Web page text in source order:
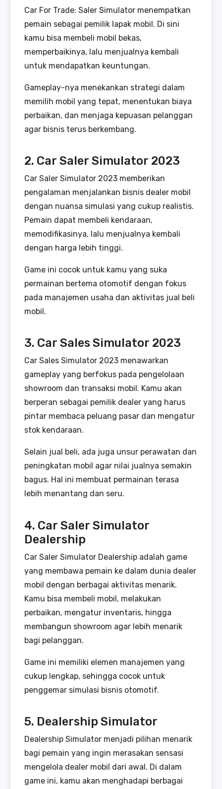
Car For Trade: Saler Simulator menempatkan
pemain sebagai pemilik lapak mobil. Di sini
kamu bisa membeli mobil bekas,
memperbaikinya, lalu menjualnya kembali
untuk mendapatkan keuntungan.
Gameplay-nya menekankan strategi dalam
memilih mobil yang tepat, menentukan biaya
perbaikan, dan menjaga kepuasan pelanggan
agar bisnis terus berkembang.
2. Car Saler Simulator 2023
Car Saler Simulator 2023 memberikan
pengalaman menjalankan bisnis dealer mobil
dengan nuansa simulasi yang cukup realistis.
Pemain dapat membeli kendaraan,
memodifikasinya, lalu menjualnya kembali
dengan harga lebih tinggi.
Game ini cocok untuk kamu yang suka
permainan bertema otomotif dengan fokus
pada manajemen usaha dan aktivitas jual beli
mobil.
3. Car Sales Simulator 2023
Car Sales Simulator 2023 menawarkan
gameplay yang berfokus pada pengelolaan
showroom dan transaksi mobil. Kamu akan
berperan sebagai pemilik dealer yang harus
pintar membaca peluang pasar dan mengatur
stok kendaraan.
Selain jual beli, ada juga unsur perawatan dan
peningkatan mobil agar nilai jualnya semakin
bagus. Hal ini membuat permainan terasa
lebih menantang dan seru.
4. Car Saler Simulator
Dealership
Car Saler Simulator Dealership adalah game
yang membawa pemain ke dalam dunia dealer
mobil dengan berbagai aktivitas menarik.
Kamu bisa membeli mobil, melakukan
perbaikan, mengatur inventaris, hingga
membangun showroom agar lebih menarik
bagi pelanggan.
Game ini memiliki elemen manajemen yang
cukup lengkap, sehingga cocok untuk
penggemar simulasi bisnis otomotif.
5. Dealership Simulator
Dealership Simulator menjadi pilihan menarik
bagi pemain yang ingin merasakan sensasi
mengelola dealer mobil dari awal. Di dalam
game ini, kamu akan menghadapi berbagai